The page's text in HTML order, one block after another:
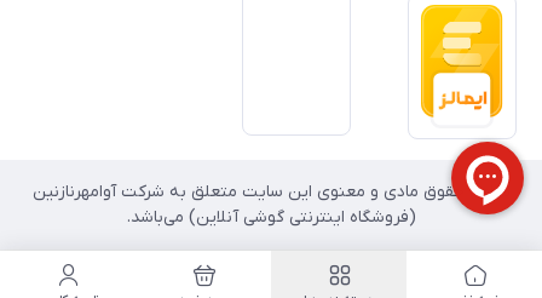
تمامی حقوق مادی و معنوی این سایت متعلق به شرکت آوامهرنازنین
(فروشگاه اینترنتی گوشی آنلاین) می‌باشد.